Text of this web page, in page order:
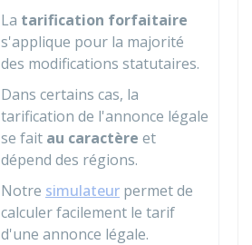
La tarification forfaitaire
s'applique pour la majorité
des modifications statutaires.
Dans certains cas, la
tarification de l'annonce légale
se fait au caractère et
dépend des régions.
Notre simulateur permet de
calculer facilement le tarif
d'une annonce légale.